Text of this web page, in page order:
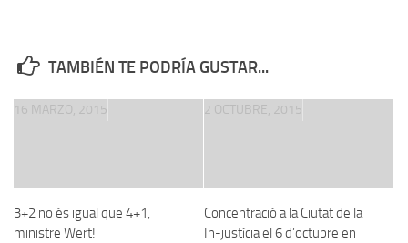
TAMBIÉN TE PODRÍA GUSTAR...
3+2 no és igual que 4+1,
ministre Wert!
16 MARZO, 2015
Concentració a la Ciutat de la
In-justícia el 6 d’octubre en
2 OCTUBRE, 2015